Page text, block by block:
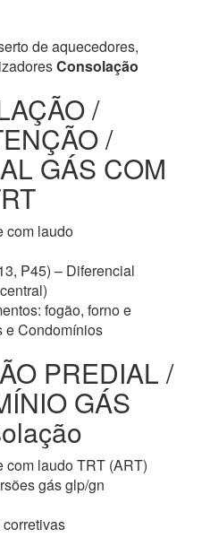
de aquecedores,
Consolação
/
/
GÁS COM
com laudo
P45) – Diferencial
fogão, forno e
e Condomínios
PREDIAL /
GÁS
com laudo TRT (ART)
gás glp/gn